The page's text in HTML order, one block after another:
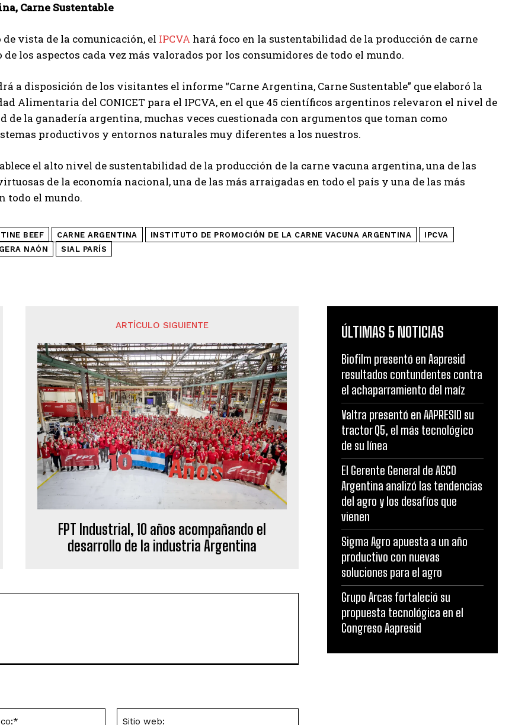
Carne Sustentable
de vista de la comunicación, el IPCVA hará foco en la sustentabilidad de la producción de carne
los aspectos cada vez más valorados por los consumidores de todo el mundo.
a disposición de los visitantes el informe “Carne Argentina, Carne Sustentable” que elaboró la
Alimentaria del CONICET para el IPCVA, en el que 45 científicos argentinos relevaron el nivel de
de la ganadería argentina, muchas veces cuestionada con argumentos que toman como
productivos y entornos naturales muy diferentes a los nuestros.
el alto nivel de sustentabilidad de la producción de la carne vacuna argentina, una de las
de la economía nacional, una de las más arraigadas en todo el país y una de las más
todo el mundo.
BEEF CARNE ARGENTINA INSTITUTO DE PROMOCIÓN DE LA CARNE VACUNA ARGENTINA
IPCVA
NAÓN
SIAL PARÍS
ARTÍCULO SIGUIENTE
FPT Industrial, 10 años acompañando el
desarrollo de la industria Argentina
ÚLTIMAS 5 NOTICIAS
Biofilm presentó en Aapresid
resultados contundentes contra
el achaparramiento del maíz
Valtra presentó en AAPRESID su
tractor Q5, el más tecnológico
de su línea
El Gerente General de AGCO
Argentina analizó las tendencias
del agro y los desafíos que
vienen
Sigma Agro apuesta a un año
productivo con nuevas
soluciones para el agro
Grupo Arcas fortaleció su
propuesta tecnológica en el
Congreso Aapresid